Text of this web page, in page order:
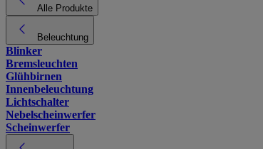
Alle Produkte
Beleuchtung
Blinker
Bremsleuchten
Glühbirnen
Innenbeleuchtung
Lichtschalter
Nebelscheinwerfer
Scheinwerfer